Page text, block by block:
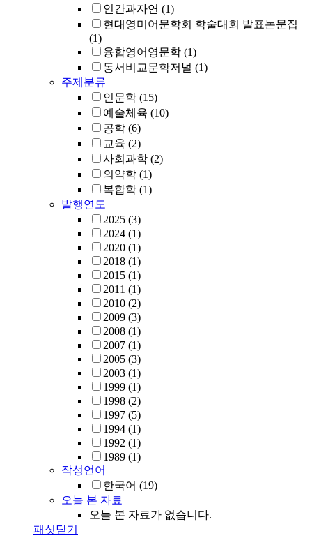
인간과자연 (1)
현대영미어문학회 학술대회 발표논문집
(1)
융합영어영문학 (1)
동서비교문학저널 (1)
주제분류
인문학 (15)
예술체육 (10)
공학 (6)
교육 (2)
사회과학 (2)
의약학 (1)
복합학 (1)
발행연도
2025 (3)
2024 (1)
2020 (1)
2018 (1)
2015 (1)
2011 (1)
2010 (2)
2009 (3)
2008 (1)
2007 (1)
2005 (3)
2003 (1)
1999 (1)
1998 (2)
1997 (5)
1994 (1)
1992 (1)
1989 (1)
작성언어
한국어 (19)
오늘 본 자료
오늘 본 자료가 없습니다.
패싯닫기